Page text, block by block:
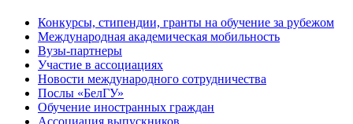
Конкурсы, стипендии, гранты на обучение за рубежом
Международная академическая мобильность
Вузы-партнеры
Участие в ассоциациях
Новости международного сотрудничества
Послы «БелГУ»
Обучение иностранных граждан
Ассоциация выпускников